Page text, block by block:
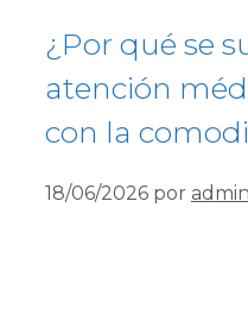
¿Por qué se
atención
con la
18/06/2026 por admin